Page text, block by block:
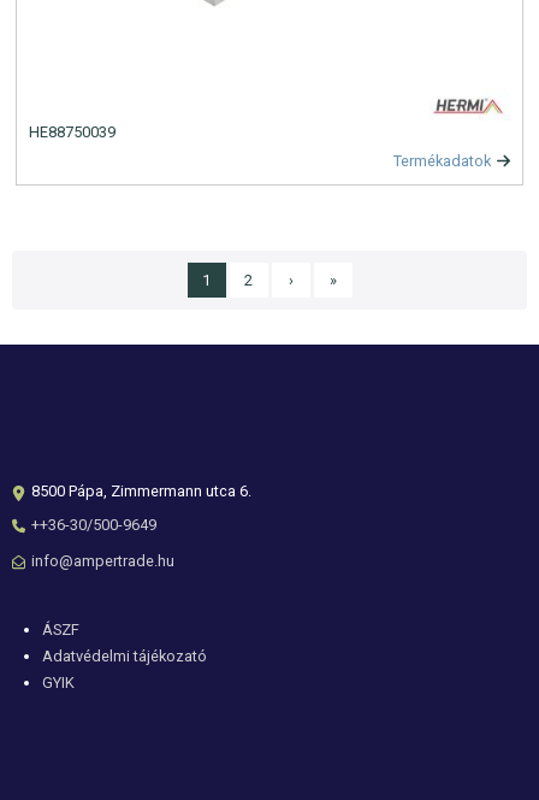
HE88750039
Termékadatok
Oldalszámozás
Jelenlegi oldal
1 Page
2 Következő oldal
› Utolsó oldal
»
8500 Pápa, Zimmermann utca 6.
++36-30/500-9649
info@ampertrade.hu
Lábléc
ÁSZF
Adatvédelmi tájékozató
GYIK